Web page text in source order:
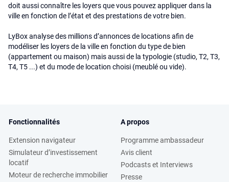
doit aussi connaître les loyers que vous pouvez appliquer dans la
ville en fonction de l’état et des prestations de votre bien.
LyBox analyse des millions d’annonces de locations afin de
modéliser les loyers de la ville en fonction du type de bien
(appartement ou maison) mais aussi de la typologie (studio, T2, T3,
T4, T5 ...) et du mode de location choisi (meublé ou vide).
Fonctionnalités
Extension navigateur
Simulateur d’investissement
locatif
Moteur de recherche immobilier
A propos
Programme ambassadeur
Avis client
Podcasts et Interviews
Presse